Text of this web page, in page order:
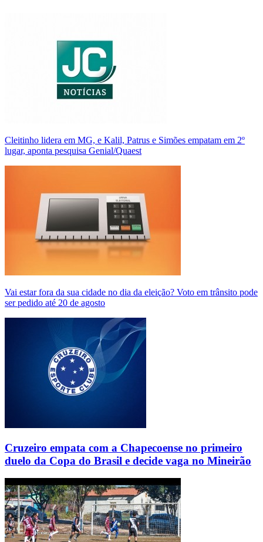
Cleitinho lidera em MG, e Kalil, Patrus e Simões empatam em 2º
lugar, aponta pesquisa Genial/Quaest
Vai estar fora da sua cidade no dia da eleição? Voto em trânsito pode
ser pedido até 20 de agosto
Cruzeiro empata com a Chapecoense no primeiro
duelo da Copa do Brasil e decide vaga no Mineirão